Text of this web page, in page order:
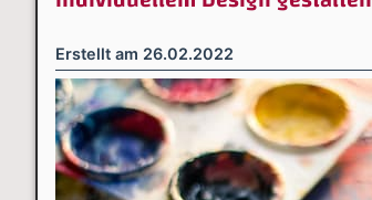
Erstellt am 26.02.2022